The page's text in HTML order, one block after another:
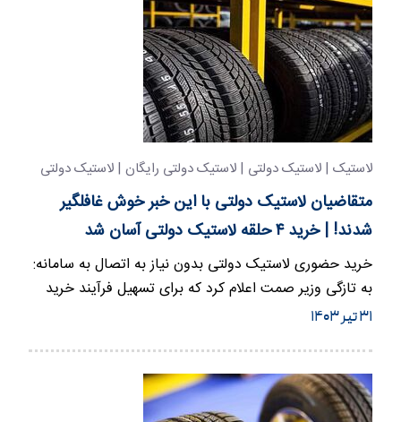
لاستیک | لاستیک دولتی | لاستیک دولتی رایگان | لاستیک دولتی
مجانی
متقاضیان لاستیک دولتی با این خبر خوش غافلگیر
شدند! | خرید ۴ حلقه لاستیک دولتی آسان شد
خرید حضوری لاستیک دولتی بدون نیاز به اتصال به سامانه:
به تازگی وزیر صمت اعلام کرد که برای تسهیل فرآیند خرید
لاستیک…
۳۱ تیر ۱۴۰۳